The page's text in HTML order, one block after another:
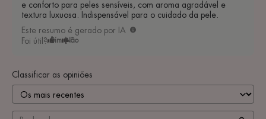
e conforto para peles sensíveis, com aroma agradável e
textura luxuosa. Indispensável para o cuidado da pele.
Este resumo é gerado por IA
Foi útil?
Sim Não
Classificar as opiniões